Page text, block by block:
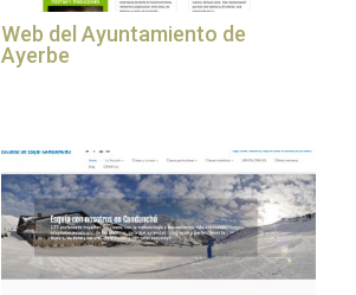
Web del Ayuntamiento de
Ayerbe